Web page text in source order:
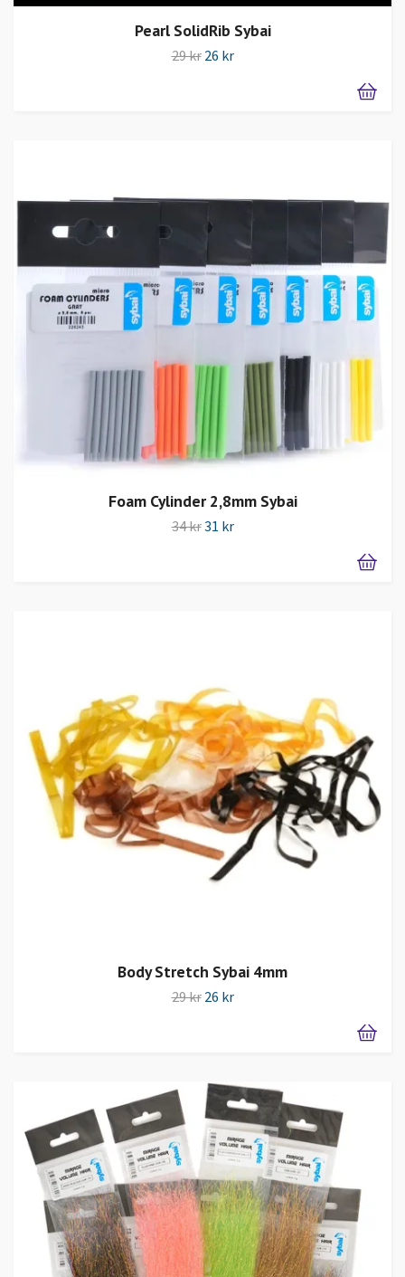
Pearl SolidRib Sybai
29 kr 26 kr
Foam Cylinder 2,8mm Sybai
34 kr31 kr
Body Stretch Sybai 4mm
29 kr 26 kr